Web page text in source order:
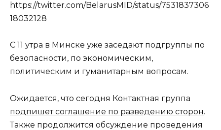
https://twitter.com/BelarusMID/status/7531837306
18032128
С 11 утра в Минске уже заседают подгруппы по
безопасности, по экономическим,
политическим и гуманитарным вопросам.
Ожидается, что сегодня Контактная группа
подпишет соглашение по разведению сторон.
Также продолжится обсуждение проведения